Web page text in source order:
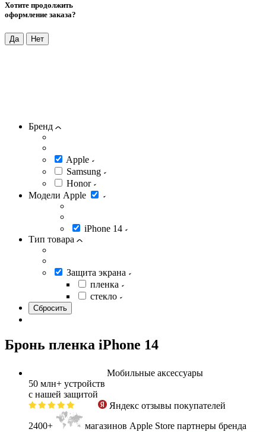
Хотите продолжить
оформление заказа?
Да Нет
Бренд
Apple
Samsung
Honor
Модели Apple
iPhone 14
Тип товара
Защита экрана
пленка
стекло
Бронь пленка iPhone 14
Мобильные аксессуары
50 млн+ устройств
с нашей защитой
Яндекс отзывы покупателей
2400+
магазинов Apple Store партнеры бренда